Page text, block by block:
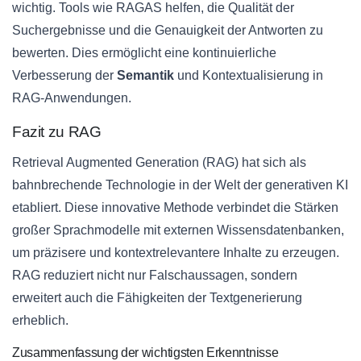
wichtig. Tools wie RAGAS helfen, die Qualität der
Suchergebnisse und die Genauigkeit der Antworten zu
bewerten. Dies ermöglicht eine kontinuierliche
Verbesserung der Semantik und Kontextualisierung in
RAG-Anwendungen.
Fazit zu RAG
Retrieval Augmented Generation (RAG) hat sich als
bahnbrechende Technologie in der Welt der generativen KI
etabliert. Diese innovative Methode verbindet die Stärken
großer Sprachmodelle mit externen Wissensdatenbanken,
um präzisere und kontextrelevantere Inhalte zu erzeugen.
RAG reduziert nicht nur Falschaussagen, sondern
erweitert auch die Fähigkeiten der Textgenerierung
erheblich.
Zusammenfassung der wichtigsten Erkenntnisse